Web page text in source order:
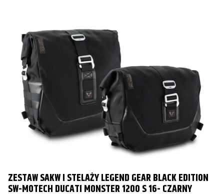
ZESTAW SAKW I STELAŻY LEGEND GEAR BLACK EDITION
SW-MOTECH DUCATI MONSTER 1200 S 16- CZARNY